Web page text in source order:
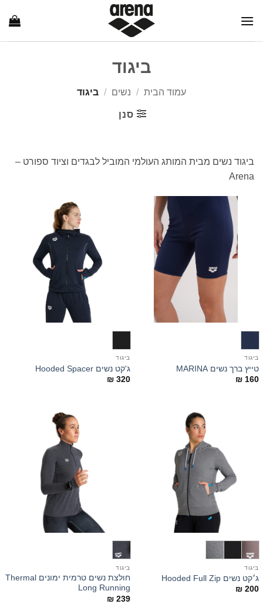
ביגוד
עמוד הבית / נשים / ביגוד
סנן
ביגוד נשים מבית המותג העולמי המוביל לבגדים וציוד ספורט –
Arena
ביגוד
טייץ ברך נשים MARINA
₪ 160
ביגוד
ג'קט נשים Hooded Spacer
₪ 320
ביגוד
ג׳קט נשים Hooded Full Zip
₪ 200
ביגוד
חולצת נשים טרמית ימונים Thermal
Long Running
₪ 239